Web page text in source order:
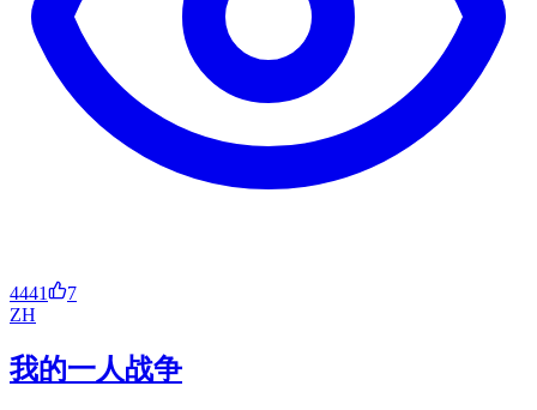
4441
7
ZH
我的一人战争